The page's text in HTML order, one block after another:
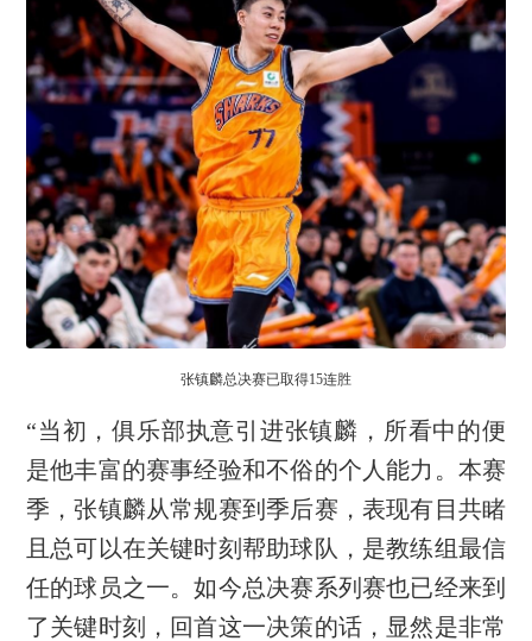
张镇麟总决赛已取得15连胜
“当初，俱乐部执意引进张镇麟，所看中的便
是他丰富的赛事经验和不俗的个人能力。本赛
季，张镇麟从常规赛到季后赛，表现有目共睹
且总可以在关键时刻帮助球队，是教练组最信
任的球员之一。如今总决赛系列赛也已经来到
了关键时刻，回首这一决策的话，显然是非常